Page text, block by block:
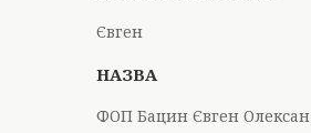
Євген
ФОП Бацин Євген